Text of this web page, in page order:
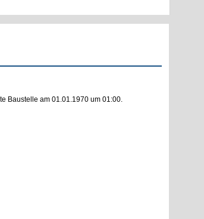
Baustelle am 01.01.1970 um 01:00.